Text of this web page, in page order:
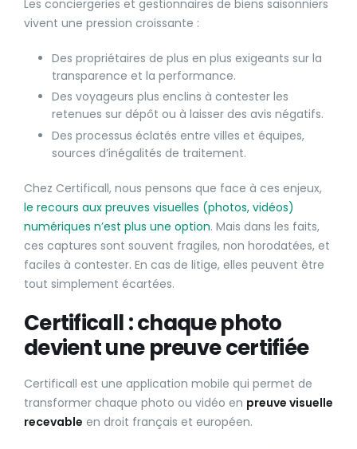
Les conciergeries et gestionnaires de biens saisonniers
vivent une pression croissante :
Des propriétaires de plus en plus exigeants sur la
transparence et la performance.
Des voyageurs plus enclins à contester les
retenues sur dépôt ou à laisser des avis négatifs.
Des processus éclatés entre villes et équipes,
sources d’inégalités de traitement.
Chez Certificall, nous pensons que face à ces enjeux,
le recours aux preuves visuelles (photos, vidéos)
numériques n’est plus une option. Mais dans les faits,
ces captures sont souvent fragiles, non horodatées, et
faciles à contester. En cas de litige, elles peuvent être
tout simplement écartées.
Certificall : chaque photo
devient une preuve certifiée
Certificall est une application mobile qui permet de
transformer chaque photo ou vidéo en preuve visuelle
recevable en droit français et européen.